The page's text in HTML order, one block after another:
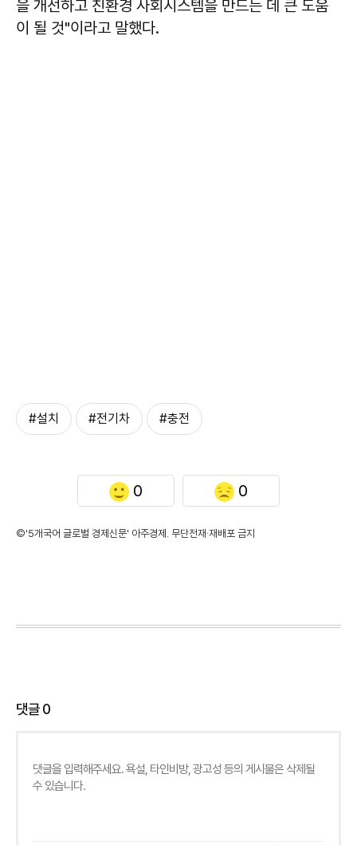
을 개선하고 친환경 사회시스템을 만드는 데 큰 도움
이 될 것"이라고 말했다.
#설치 #전기차 #충전
0 0
©'5개국어 글로벌 경제신문' 아주경제. 무단전재·재배포 금지
댓글0